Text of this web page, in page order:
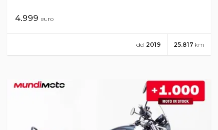
4.999 euro
25.817 km
del 2019